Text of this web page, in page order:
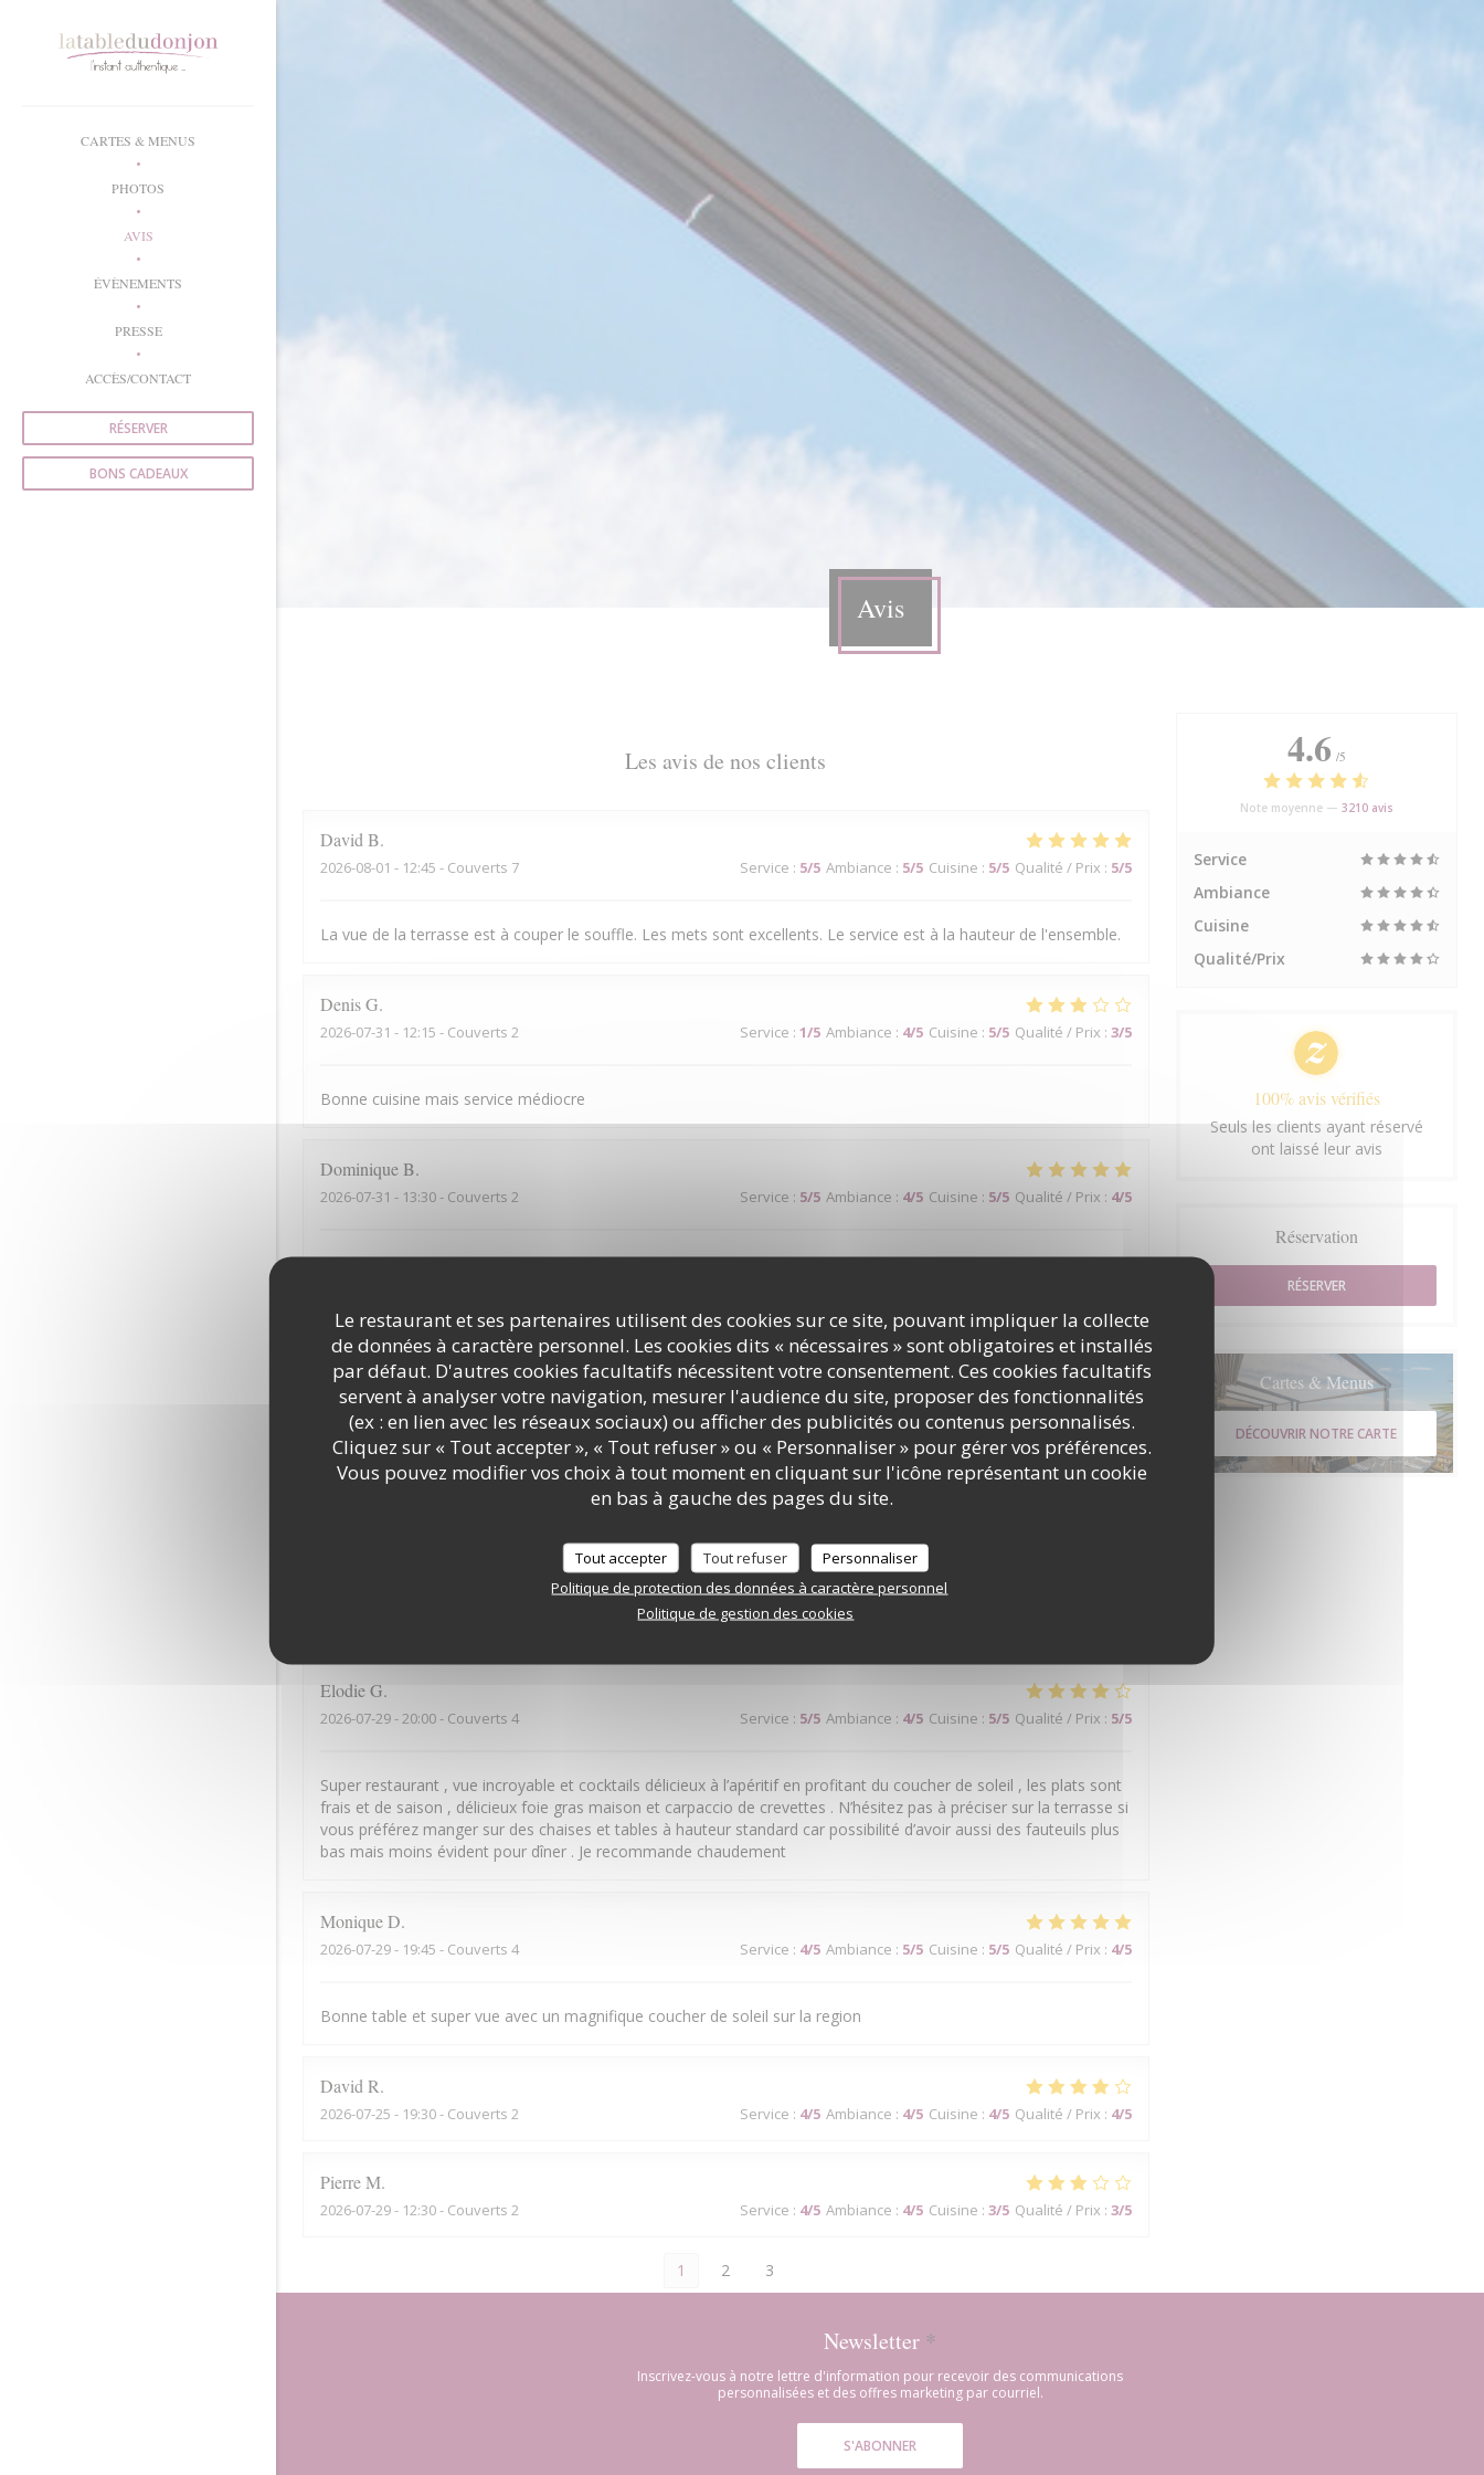
Le restaurant et ses partenaires utilisent des cookies sur ce site, pouvant impliquer la collecte
de données à caractère personnel. Les cookies dits « nécessaires » sont obligatoires et installés
par défaut. D'autres cookies facultatifs nécessitent votre consentement. Ces cookies facultatifs
servent à analyser votre navigation, mesurer l'audience du site, proposer des fonctionnalités
(ex : en lien avec les réseaux sociaux) ou afficher des publicités ou contenus personnalisés.
Cliquez sur « Tout accepter », « Tout refuser » ou « Personnaliser » pour gérer vos préférences.
Vous pouvez modifier vos choix à tout moment en cliquant sur l'icône représentant un cookie
en bas à gauche des pages du site.
Tout accepter Tout refuser
Personnaliser
Politique de protection des données à caractère personnel
Politique de gestion des cookies
CARTES & MENUS
PHOTOS
AVIS
ÉVÈNEMENTS
PRESSE
ACCÈS/CONTACT
RÉSERVER
BONS CADEAUX
Avis
Les avis de nos clients
David B
2026-08-01 - 12:45 - Couverts 7 Service : 5/5 Ambiance : 5/5 Cuisine : 5/5 Qualité / Prix : 5/5
La vue de la terrasse est à couper le souffle. Les mets sont excellents. Le service est à la hauteur de l'ensemble.
DenisG
2026-07-31 - 12:15 - Couverts 2 Service : 1/5 Ambiance : 4/5 Cuisine : 5/5 Qualité / Prix : 3/5
Bonne cuisine mais service médiocre
DominiqueB
2026-07-31 - 13:30 - Couverts 2 Service : 5/5 Ambiance : 4/5 Cuisine : 5/5 Qualité / Prix : 4/5
Des ventilateurs de plafond seraient appréciés sur la terrasse en période de chaleur.
romainA
2026-07-30- 20:00 - Couverts 2 Service 5 Ambiance: Cuisine :5 Qualité / Prix : 5 /5
Très belle vue, on mange très bien (qualité et quantité). Service de qualité
Service:3/5 Ambiance
ElodieG
2026-07-29- 20:00 - Couverts 4 Service : 5/5 Ambiance : 4/5 Cuisine : 5/5 Qualité / Prix : 5/5
Super restaurant , vue incroyable et cocktails délicieux à l’apéritif en profitant du coucher de soleil , les plats sont
frais et de saison , délicieux foie gras maison et carpaccio de crevettes . N’hésitez pas à préciser sur la terrasse si
vous préférez manger sur des chaises et tables à hauteur standard car possibilité d’avoir aussi des fauteuils plus
bas mais moins évident pour dîner . Je recommande chaudement
MoniqueD
2026-07-29- 19:45 - Couverts 4 Service : 4/5 Ambiance : 5/5 Cuisine : 5/5 Qualité / Prix : 4/5
Bonne table et super vue avec un magnifique coucher de soleil sur la region
David R
2026-07-25 - 19:30 - Couverts 2 Service : 4/5 Ambiance : 4/5 Cuisine : 4/5 Qualité / Prix : 4/5
PierreM
2026-07-29- 12:30 - Couverts 2 Service : 4/5 Ambiance : 4/5 Cuisine : 3/5 Qualité / Prix : 3/5
1 2 3
4.6 /5
Note moyenne — 3210 avis
Service
Ambiance
Cuisine
Qualité/Prix
100% avis vérifiés
Seuls les clients ayant réservé
ont laissé leur avis
Réservation
RÉSERVER
Cartes & Menus
DÉCOUVRIR NOTRE CARTE
Newsletter *
Inscrivez-vous à notre lettre d'information pour recevoir des communications
personnalisées et des offres marketing par courriel.
S'ABONNER